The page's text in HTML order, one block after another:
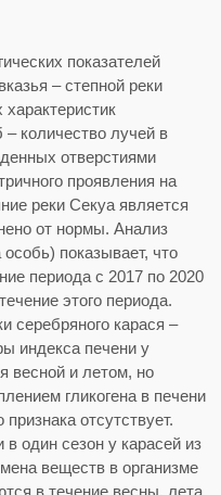
показателей
– степной реки
количество лучей в
отверстиями
проявления на
реки Секуа является
от нормы. Анализ
показывает, что
периода с 2017 по 2020
этого периода.
серебряного карася –
индекса печени у
весной и летом, но
гликогена в печени
отсутствует.
один сезон у карасей из
веществ в организме